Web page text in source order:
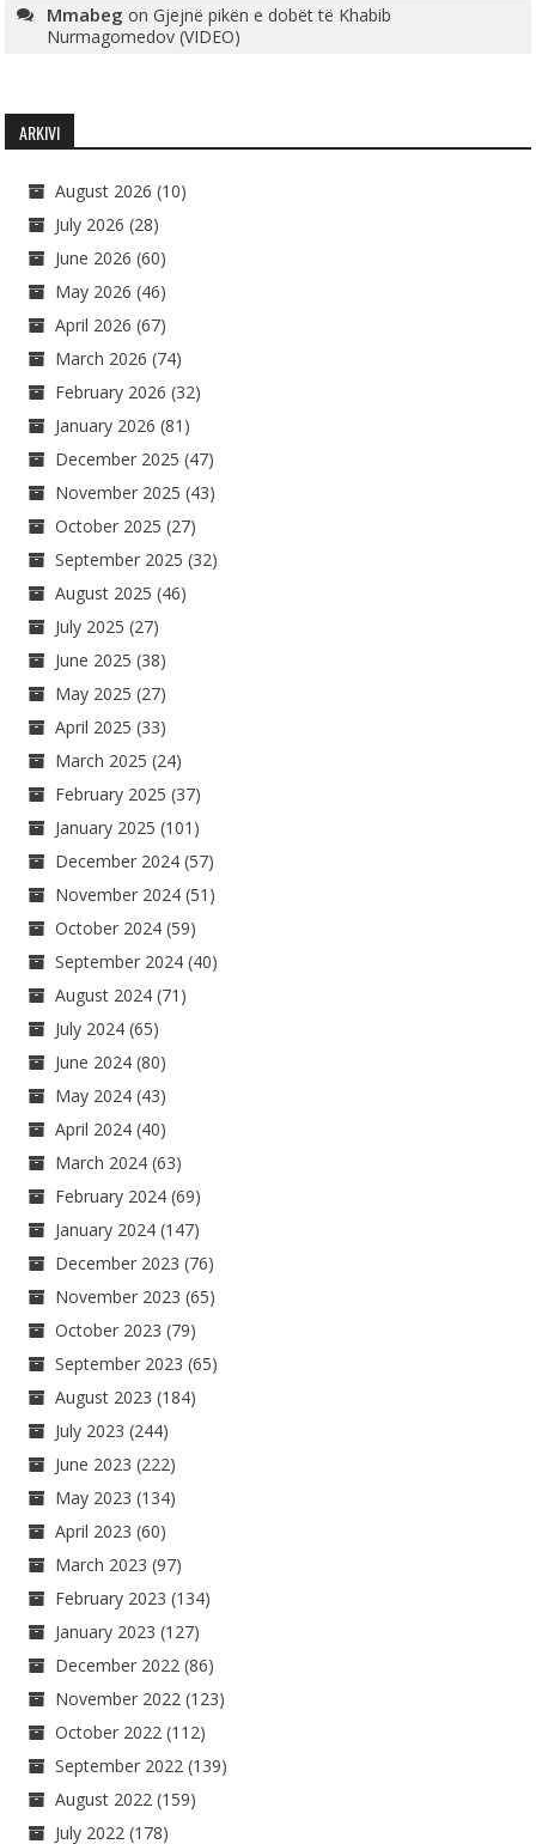
Mmabeg onGjejnë pikën e dobët të Khabib
Nurmagomedov (VIDEO)
ARKIVI
August 2026 (10)
July 2026 (28)
June 2026 (60)
May 2026 (46)
April 2026 (67)
March 2026 (74)
February 2026 (32)
January 2026 (81)
December 2025 (47)
November 2025 (43)
October 2025 (27)
September 2025 (32)
August 2025 (46)
July 2025 (27)
June 2025 (38)
May 2025 (27)
April 2025 (33)
March 2025 (24)
February 2025 (37)
January 2025 (101)
December 2024 (57)
November 2024 (51)
October 2024 (59)
September 2024 (40)
August 2024 (71)
July 2024 (65)
June 2024 (80)
May 2024 (43)
April 2024 (40)
March 2024 (63)
February 2024 (69)
January 2024 (147)
December 2023 (76)
November 2023 (65)
October 2023 (79)
September 2023 (65)
August 2023 (184)
July 2023 (244)
June 2023 (222)
May 2023 (134)
April 2023 (60)
March 2023 (97)
February 2023 (134)
January 2023 (127)
December 2022 (86)
November 2022 (123)
October 2022 (112)
September 2022 (139)
August 2022 (159)
July 2022 (178)